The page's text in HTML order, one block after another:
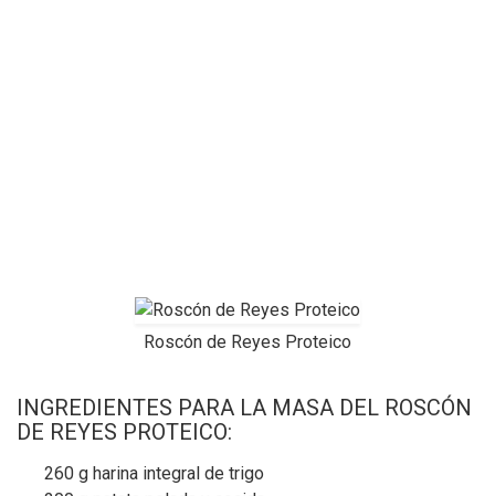
Roscón de Reyes Proteico
INGREDIENTES PARA LA MASA DEL ROSCÓN
DE REYES PROTEICO:
260 g harina integral de trigo